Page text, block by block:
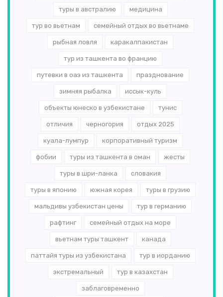
туры в австралию медицина
тур во вьетнам семейный отдых во вьетнаме
рыбная ловля каракалпакистан
тур из ташкента во францию
путевки в оаэ из ташкента празднование
зимняя рыбалка иссык-куль
объекты юнеско в узбекистане тунис
отличия черногория отдых 2025
куала-лумпур корпоративный туризм
фобии туры из ташкента в оман жесты
туры в шри-ланка словакия
туры в японию южная корея туры в грузию
мальдивы узбекистан цены тур в германию
рафтинг семейный отдых на море
вьетнам туры ташкент канада
паттайя туры из узбекистана тур в иорданию
экстремальный тур в казахстан
заблаговременно